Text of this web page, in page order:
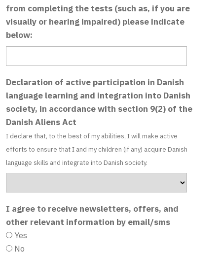
from completing the tests (such as, if you are
visually or hearing impaired) please indicate
below:
Declaration of active participation in Danish
language learning and integration into Danish
society, in accordance with section 9(2) of the
Danish Aliens Act
I declare that, to the best of my abilities, I will make active
efforts to ensure that I and my children (if any) acquire Danish
language skills and integrate into Danish society.
I agree to receive newsletters, offers, and
other relevant information by email/sms
Yes
No